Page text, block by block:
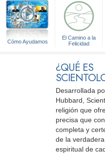
Cómo Ayudamos
El Camino a la
Felicidad
¿QUÉ ES
Desarrollada
Hubbard,
religión que
precisa que
completa y
de la
espiritual de